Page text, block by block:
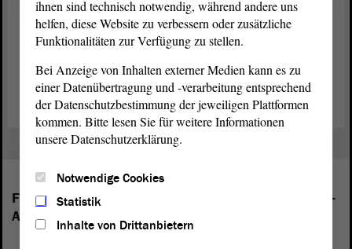
Rücktritts von Präsident Gürth ist die stärksteFraktionimLandtag
– dieFraktionder CDU – berechtigt, eine Abgeordnete oder einen
Abgeordneten für das Präsidentenamt vorzuschlagen. Die
der CDU hat angekündigt, darüber beraten und mit den anderen
Fraktionen ins Gespräch kommen zu wollen.
Folgende Fraktionen sind im Landtag von Sachsen-
Anhalt vertreten:
ihnen sind technisch notwendig, während andere uns
helfen, diese Website zu verbessern oder zusätzliche
Funktionalitäten zur Verfügung zu stellen.
Bei Anzeige von Inhalten externer Medien kann es zu
einer Datenübertragung und -verarbeitung entsprechend
der Datenschutzbestimmung der jeweiligen Plattformen
kommen. Bitte lesen Sie für weitere Informationen
unsere Datenschutzerklärung.
Notwendige Cookies
Statistik
Inhalte von Drittanbietern